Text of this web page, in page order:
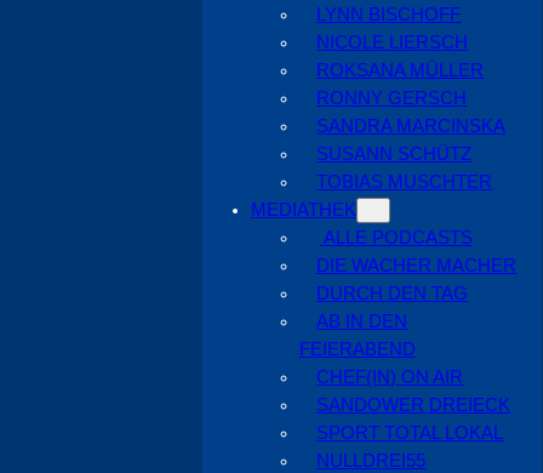
LYNN BISCHOFF
NICOLE LIERSCH
ROKSANA MÜLLER
RONNY GERSCH
SANDRA MARCINSKA
SUSANN SCHÜTZ
TOBIAS MUSCHTER
MEDIATHEK
ALLE PODCASTS
DIE WACHER MACHER
DURCH DEN TAG
AB IN DEN
FEIERABEND
CHEF(IN) ON AIR
SANDOWER DREIECK
SPORT TOTAL LOKAL
NULLDREI55